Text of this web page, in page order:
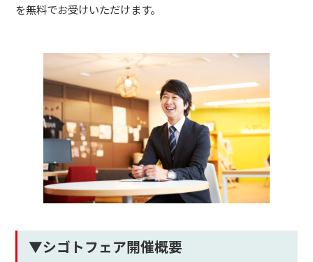
を無料でお受けいただけます。
▼シゴトフェア開催概要